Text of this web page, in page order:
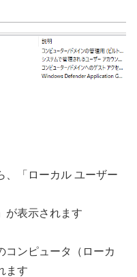
、「ローカル ユーザー
が表示されます
コンピュータ（ローカ
ます